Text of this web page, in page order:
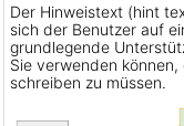
Der Hinweistext (hint
sich der Benutzer auf
grundlegende
Sie verwenden
schreiben zu müssen.